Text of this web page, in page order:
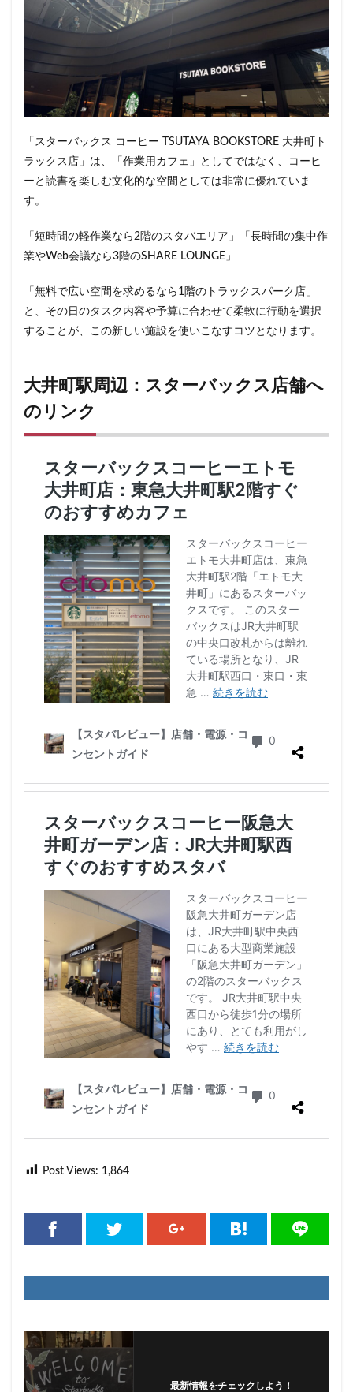
「スターバックス コーヒー TSUTAYA BOOKSTORE 大井町ト
ラックス店」は、「作業用カフェ」としてではなく、コーヒ
ーと読書を楽しむ文化的な空間としては非常に優れていま
す。
「短時間の軽作業なら2階のスタバエリア」「長時間の集中作
業やWeb会議なら3階のSHARE LOUNGE」
「無料で広い空間を求めるなら1階のトラックスパーク店」
と、その日のタスク内容や予算に合わせて柔軟に行動を選択
することが、この新しい施設を使いこなすコツとなります。
大井町駅周辺：スターバックス店舗へ
のリンク
Post Views: 1,864
最新情報をチェックしよう！